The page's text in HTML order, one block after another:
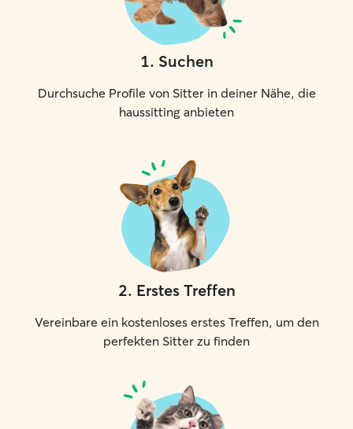
1. Suchen
Durchsuche Profile von Sitter in deiner Nähe, die
haussitting anbieten
2. Erstes Treffen
Vereinbare ein kostenloses erstes Treffen, um den
perfekten Sitter zu finden